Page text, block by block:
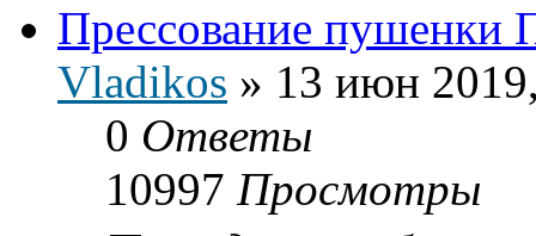
Прессование пушенки
Vladikos » 13 июн
0 Ответы
10997 Просмотры